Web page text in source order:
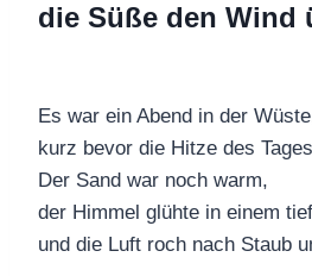
die Süße den Wind
Es war ein Abend in der
kurz bevor die Hitze des
Der Sand war noch warm,
der Himmel glühte in einem
und die Luft roch nach Staub